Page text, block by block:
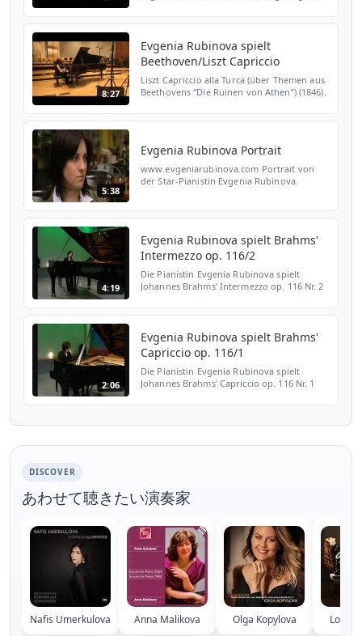
8:27
Evgenia Rubinova spielt
Beethoven/Liszt Capriccio
Liszt Capriccio alla Turca (über Themen aus
Beethovens “Die Ruinen von Athen”) (1846).
5:38
Evgenia Rubinova Portrait
www.evgeniarubinova.com Portrait von
der Star-Pianistin Evgenia Rubinova.
4:19
Evgenia Rubinova spielt Brahms'
Intermezzo op. 116/2
Die Pianistin Evgenia Rubinova spielt
Johannes Brahms' Intermezzo op. 116 Nr. 2
2:06
Evgenia Rubinova spielt Brahms'
Capriccio op. 116/1
Die Pianistin Evgenia Rubinova spielt
Johannes Brahms' Capriccio op. 116 Nr. 1
DISCOVER
あわせて聴きたい演奏家
Nafis Umerkulova Anna Malikova Olga Kopylova Lola